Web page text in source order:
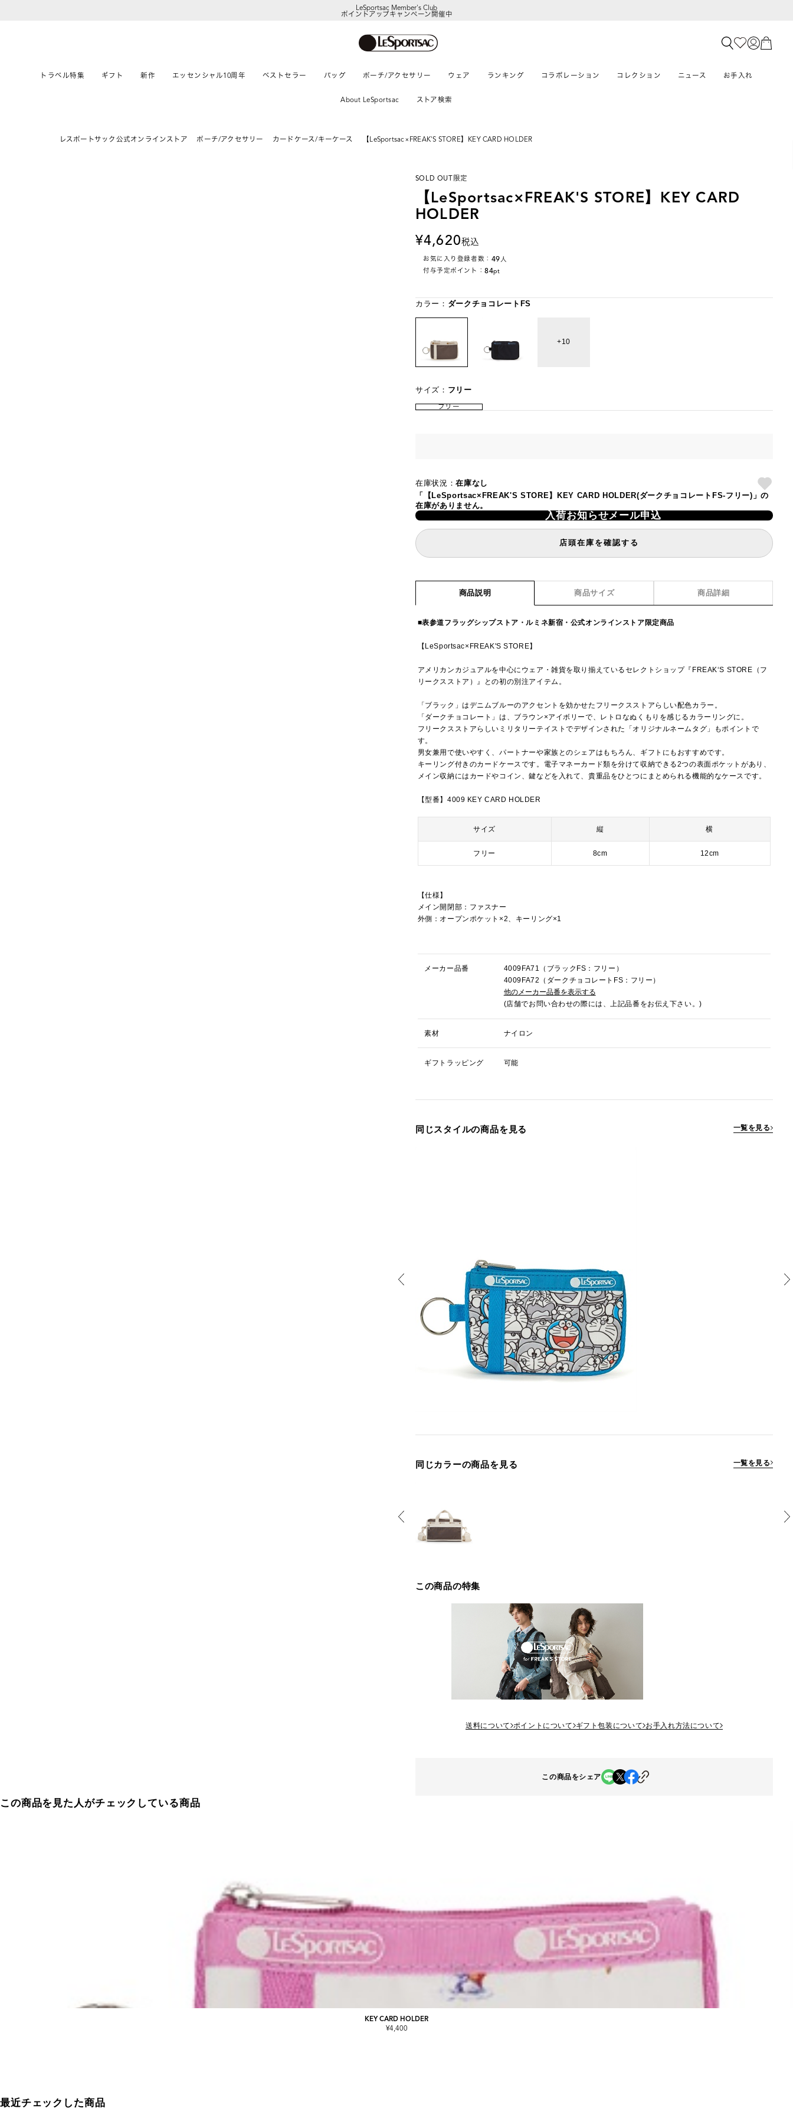
LeSportsac Member's Club
ポイントアップキャンペーン開催中
トラベル特集 ギフト 新作 エッセンシャル10周年 ベストセラー バッグ ポーチ/アクセサリー ウェア ランキング コラボレーション コレクション ニュース お手入れ
About LeSportsac ストア検索
レスポートサック公式オンラインストア ポーチ/アクセサリー カードケース/キーケース 【LeSportsac×FREAK'S STORE】KEY CARD HOLDER
SOLD OUT 限定
【LeSportsac×FREAK'S STORE】KEY CARD
HOLDER
4,620税込
お気に入り登録者数： 49 人
付与予定ポイント：84pt
カラー： ダークチョコレートFS
10
サイズ： フリー
フリー
在庫状況：在庫なし
「【LeSportsac×FREAK'S STORE】KEY CARD HOLDER(ダークチョコレートFS-フリー)」の
在庫がありません。
入荷お知らせメール申込
店頭在庫を確認する
商品説明 商品サイズ 商品詳細
■表参道フラッグシップストア・ルミネ新宿・公式オンラインストア限定商品
【LeSportsac×FREAK'S STORE】
アメリカンカジュアルを中心にウェア・雑貨を取り揃えているセレクトショップ『FREAK‘S STORE（フ
リークスストア）』との初の別注アイテム。
「ブラック」はデニムブルーのアクセントを効かせたフリークスストアらしい配色カラー。
「ダークチョコレート」は、ブラウン×アイボリーで、レトロなぬくもりを感じるカラーリングに。
フリークスストアらしいミリタリーテイストでデザインされた「オリジナルネームタグ」もポイントで
す。
男女兼用で使いやすく、パートナーや家族とのシェアはもちろん、ギフトにもおすすめです。
キーリング付きのカードケースです。電子マネーカード類を分けて収納できる2つの表面ポケットがあり、
メイン収納にはカードやコイン、鍵などを入れて、貴重品をひとつにまとめられる機能的なケースです。
【型番】4009 KEY CARD HOLDER
サイズ 縦 横
フリー 8cm 12cm
【仕様】
メイン開閉部：ファスナー
外側：オープンポケット×2、キーリング×1
メーカー品番
4009FA71（ブラックFS：フリー）
4009FA72（ダークチョコレートFS：フリー）
他のメーカー品番を表示する
(店舗でお問い合わせの際には、上記品番をお伝え下さい。)
素材 ナイロン
ギフトラッピング 可能
同じスタイルの商品を見る 一覧を見る
同じカラーの商品を見る 一覧を見る
この商品の特集
送料について ポイントについて ギフト包装について お手入れ方法について
この商品をシェア
この商品を見た人がチェックしている商品
KEY CARD HOLDER
¥4,400
最近チェックした商品